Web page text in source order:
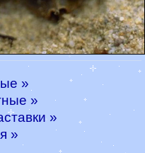
»
»
»
»